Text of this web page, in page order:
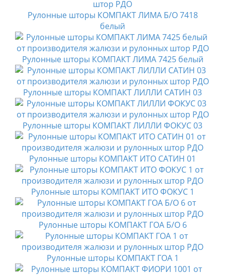
Рулонные шторы КОМПАКТ ЛИМА Б/О 7418
белый
Рулонные шторы КОМПАКТ ЛИМА 7425 белый
Рулонные шторы КОМПАКТ ЛИЛЛИ САТИН 03
Рулонные шторы КОМПАКТ ЛИЛЛИ ФОКУС 03
Рулонные шторы КОМПАКТ ИТО САТИН 01
Рулонные шторы КОМПАКТ ИТО ФОКУС 1
Рулонные шторы КОМПАКТ ГОА Б/О 6
Рулонные шторы КОМПАКТ ГОА 1